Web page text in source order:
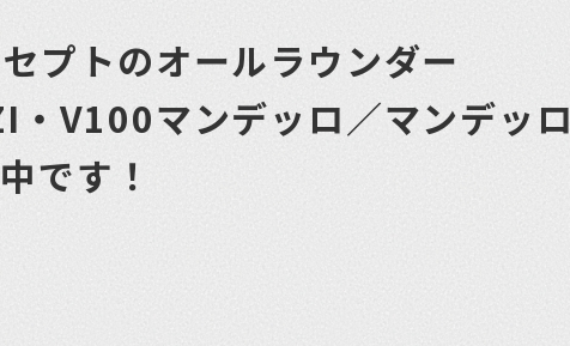
プトのオールラウンダー
・V100マンデッロ／マンデッロ
です！